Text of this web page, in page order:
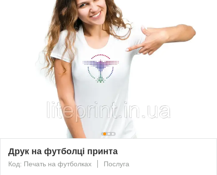
Друк на футболці принта
Код: Печать на футболках Послуга